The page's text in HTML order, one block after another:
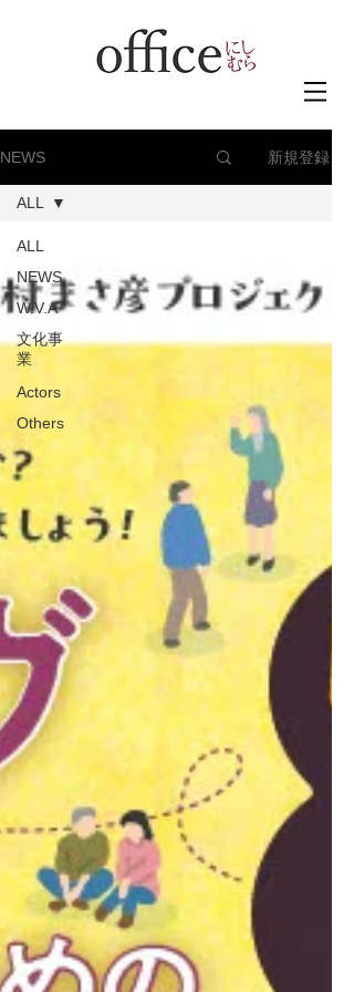
NEWS 新規登録
ALL
NEWS
W.V.A
文化事
業
Actors
Others
ALL